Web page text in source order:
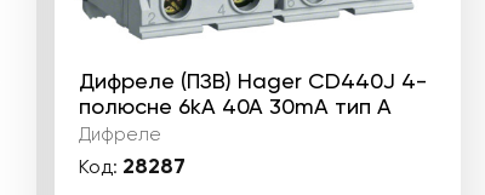
Дифреле (ПЗВ) Hager CD440J 4-
полюсне 6kА 40А 30mA тип А
Дифреле
Код: 28287